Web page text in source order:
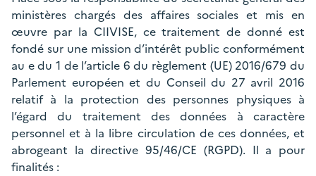
ministères chargés des affaires sociales et mis en
œuvre par la CIIVISE, ce traitement de donné est
fondé sur une mission d’intérêt public conformément
au e du 1 de l’article 6 du règlement (UE) 2016/679 du
Parlement européen et du Conseil du 27 avril 2016
relatif à la protection des personnes physiques à
l’égard du traitement des données à caractère
personnel et à la libre circulation de ces données, et
abrogeant la directive 95/46/CE (RGPD). Il a pour
finalités :